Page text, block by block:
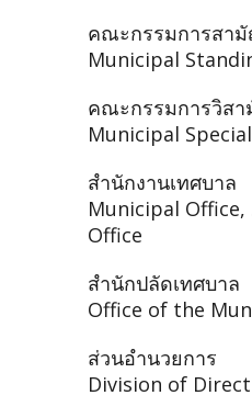
คณะกรรมการสา
Municipal
คณะกรรมการวิส
Municipal
สำนักงานเทศบาล
Municipal Office,
Office
สำนักปลัดเทศบาล
Office of the
ส่วนอำนวยการ
Division of